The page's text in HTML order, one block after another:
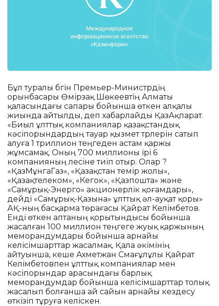
Бұл туралы бүгін Премьер-Министрдің
орынбасары Өмірзақ Шөкеевтің Алматы
қаласындағы сапары бойынша өткен алқалы
жиында айтылды, деп хабарлайды ҚазАқпарат.
«Биыл ұлттық компаниялар қазақстандық
кәсіпорындардың тауар қызмет түрлерін сатып
алуға 1 триллион теңгеден астам қаржы
жұмсамақ. Оның 700 миллионы ірі 6
компанияның үлесіне тиіп отыр. Олар ?
«ҚазМұнгаГаз», «Қазақстан темір жолы»,
«Қазақтелеком», «Кегок», «Қазпошта» және
«Самұрық-Энерго» акционерлік қоғамдары»,
дейді «Самұрық-Қазына» ұлттық әл-ауқат қоры»
АҚ-ның басқарма төрағасы Қайрат Келімбетов.
Енді өткен аптаның қорытындысы бойынша
жасалған 100 миллион теңгеге жуық қаржының
меморандумдары бойынша арнайы
келісімшарттар жасалмақ. Қала әкімінің
айтуынша, кеше Ахметжан Смағұлұлы Қайрат
Келімбетовпен ұлттық компаниялар мен
кәсіпорындар арасындағы барлық
меморандумдар бойынша келісімшарттар толық
жасалып болғанша ай сайын арнайы кездесу
өткізіп тұруға келіскен.